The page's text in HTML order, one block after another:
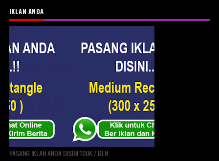
IKLAN ANDA
PASANG IKLAN ANDA DISINI 100K / BLN